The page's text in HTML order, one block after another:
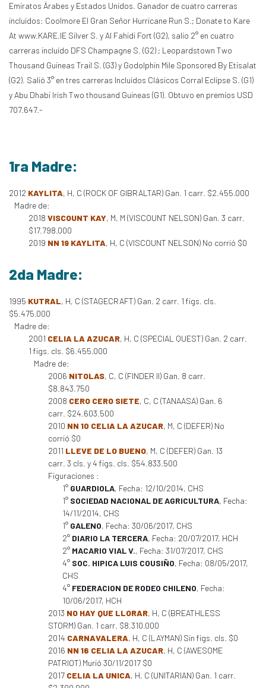
Emiratos Árabes y Estados Unidos. Ganador de cuatro carreras
incluídos: Coolmore El Gran Señor Hurricane Run S.; Donate to Kare
At www.KARE.IE Silver S. y Al Fahidi Fort (G2), salio 2° en cuatro
carreras incluído DFS Champagne S. (G2) ; Leopardstown Two
Thousand Guineas Trail S. (G3) y Godolphin Mile Sponsored By Etisalat
(G2). Salió 3° en tres carreras Incluídos Clásicos Corral Eclipse S. (G1)
y Abu Dhabi Irish Two thousand Guineas (G1). Obtuvo en premios USD
707.647.-
1ra Madre:
2012 KAYLITA, H, C (ROCK OF GIBRALTAR) Gan. 1 carr. $2.455.000
Madre de:
2018 VISCOUNT KAY, M, M (VISCOUNT NELSON) Gan. 3 carr.
$17.798.000
2019 NN 19 KAYLITA, H, C (VISCOUNT NELSON) No corrió $0
2da Madre:
1995 KUTRAL, H, C (STAGECRAFT) Gan. 2 carr. 1 figs. cls.
$5.475.000
Madre de:
2001 CELIA LA AZUCAR, H, C (SPECIAL QUEST) Gan. 2 carr.
1 figs. cls. $6.455.000
Madre de:
2006 NITOLAS, C, C (FINDER II) Gan. 8 carr.
$8.843.750
2008 CERO CERO SIETE, C, C (TANAASA) Gan. 6
carr. $24.603.500
2010 NN 10 CELIA LA AZUCAR, M, C (DEFER) No
corrió $0
2011 LLEVE DE LO BUENO, M, C (DEFER) Gan. 13
carr. 3 cls. y 4 figs. cls. $54.833.500
Figuraciones :
1° GUARDIOLA, Fecha: 12/10/2014, CHS
1° SOCIEDAD NACIONAL DE AGRICULTURA, Fecha:
14/11/2014, CHS
1° GALENO, Fecha: 30/06/2017, CHS
2° DIARIO LA TERCERA, Fecha: 20/07/2017, HCH
2° MACARIO VIAL V., Fecha: 31/07/2017, CHS
4° SOC. HIPICA LUIS COUSIÑO, Fecha: 08/05/2017,
CHS
4° FEDERACION DE RODEO CHILENO, Fecha:
10/06/2017, HCH
2013 NO HAY QUE LLORAR, H, C (BREATHLESS
STORM) Gan. 1 carr. $8.310.000
2014 CARNAVALERA, H, C (LAYMAN) Sin figs. cls. $0
2016 NN 16 CELIA LA AZUCAR, H, C (AWESOME
PATRIOT) Murió 30/11/2017 $0
2017 CELIA LA UNICA, H, C (UNITARIAN) Gan. 1 carr.